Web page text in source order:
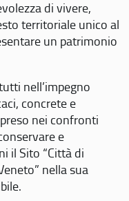
di vivere,
territoriale unico al
un patrimonio
nell’impegno
concrete e
nei confronti
e
il Sito “Città di
nella sua